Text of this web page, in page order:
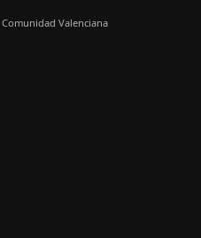
Comunidad Valenciana